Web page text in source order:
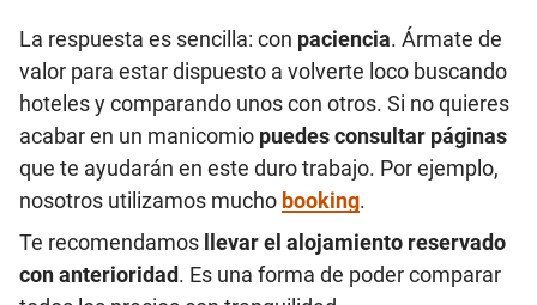
La respuesta es sencilla: con paciencia. Ármate de
valor para estar dispuesto a volverte loco buscando
hoteles y comparando unos con otros. Si no quieres
acabar en un manicomio puedes consultar páginas
que te ayudarán en este duro trabajo. Por ejemplo,
nosotros utilizamos mucho booking.
Te recomendamos
llevar el alojamiento reservado
con anterioridad. Es una forma de poder comparar